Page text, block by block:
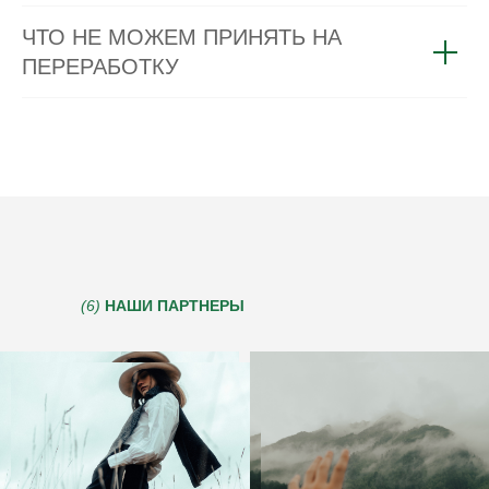
ЧТО НЕ МОЖЕМ ПРИНЯТЬ НА
ПЕРЕРАБОТКУ
(6) НАШИ ПАРТНЕРЫ
+7
Отправить